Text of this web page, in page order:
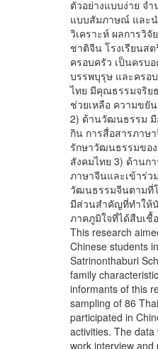
ตัวอย่างแบบง่าย จ
แบบสัมภาษณ์ และ
วิเคราะห์ ผลการวิ
ชาติจีน โรงเรียนส
ครอบครัว เป็นครบ
บรรพบุรุษ และครอ
ไทย มีคุณธรรมจริ
ช่วยเหลือ ความขยั
2) ด้านวัฒนธรรม มี
กิน การสื่อสารภาษ
รักษาวัฒนธรรมขอ
สังคมไทย 3) ด้านก
ภาษาจีนและเข้าร่ว
วัฒนธรรมจีนตามที่
มีส่วนสำคัญที่ทำให้
ภาคภูมิใจที่ได้สืบเ
This research
Chinese students
Satrinonthaburi
family
informants of this
sampling of 86
participated in
activities. The
work interview